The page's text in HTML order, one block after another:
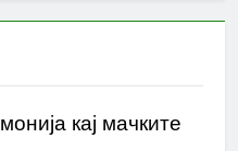
кај мачките